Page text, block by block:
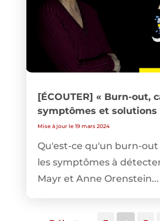
[ÉCOUTER] « Burn-out,
symptômes et solutions
Mise à jour le 19 mars 2024
Qu'est-ce qu'un burn-out
les symptômes à
Mayr et Anne Orenstein...